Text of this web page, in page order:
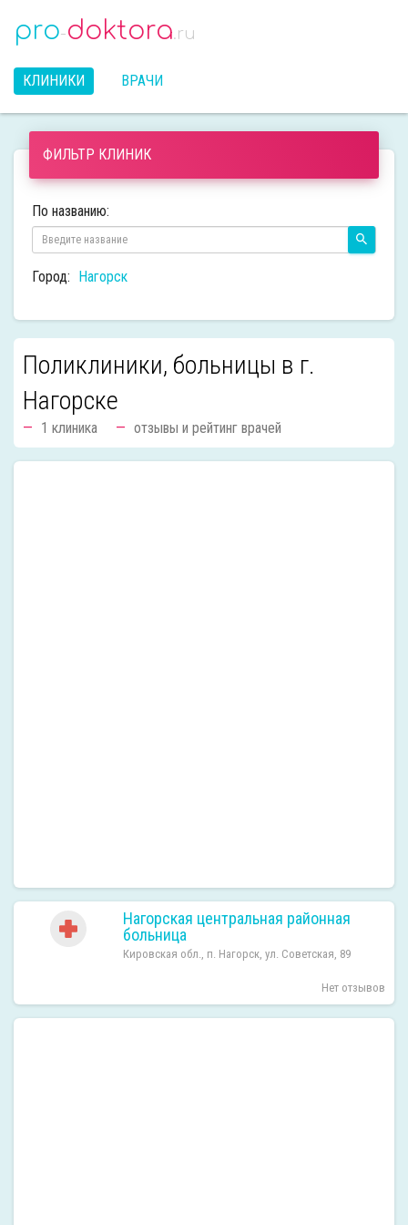
pro-doktora.ru
КЛИНИКИ ВРАЧИ
ФИЛЬТР КЛИНИК
По названию:
Город: Нагорск
Поликлиники, больницы в г.
Нагорске
1 клиника отзывы и рейтинг врачей
Нагорская центральная районная
больница
Кировская обл., п. Нагорск, ул. Советская, 89
Нет отзывов